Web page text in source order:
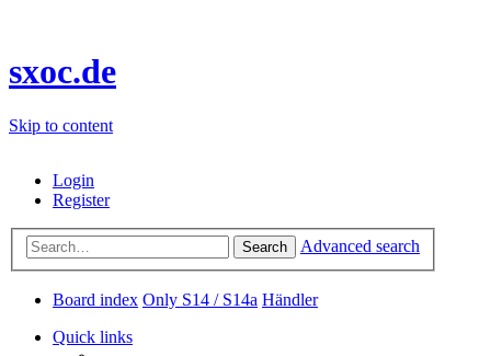
sxoc.de
Skip to content
Login
Register
Search Advanced search
Board index Only S14 / S14a Händler
Quick links